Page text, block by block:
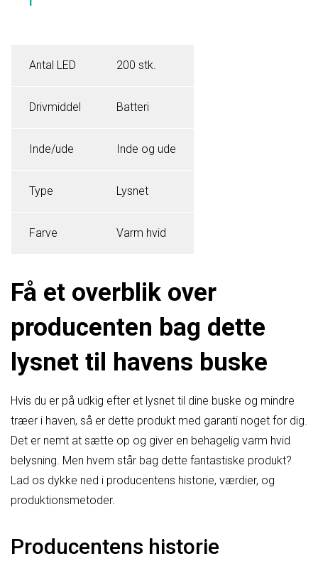
Antal LED 200 stk.
Drivmiddel Batteri
Inde/ude Inde og ude
Type Lysnet
Farve Varm hvid
Få et overblik over
producenten bag dette
lysnet til havens buske
Hvis du er på udkig efter et lysnet til dine buske og mindre
træer i haven, så er dette produkt med garanti noget for dig.
Det er nemt at sætte op og giver en behagelig varm hvid
belysning. Men hvem står bag dette fantastiske produkt?
Lad os dykke ned i producentens historie, værdier, og
produktionsmetoder.
Producentens historie